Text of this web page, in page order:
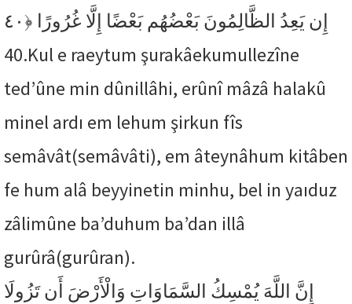
إِن يَعِدُ الظَّالِمُونَ بَعْضُهُم بَعْضًا إِلَّا غُرُورًا ﴿٤٠
40.Kul e raeytum şurakâekumullezîne
ted’ûne min dûnillâhi, erûnî mâzâ halakû
minel ardı em lehum şirkun fîs
semâvât(semâvâti), em âteynâhum kitâben
fe hum alâ beyyinetin minhu, bel in yaıduz
zâlimûne ba’duhum ba’dan illâ
gurûrâ(gurûran).
إِنَّ اللَّهَ يُمْسِكُ السَّمَاوَاتِ وَالْأَرْضَ أَن تَزُولَا